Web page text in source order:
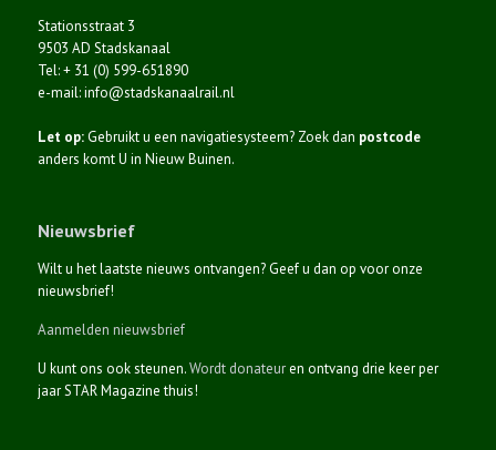
Stationsstraat 3
9503 AD Stadskanaal
Tel: + 31 (0) 599-651890
e-mail: info@stadskanaalrail.nl
Let op:Gebruikt u een navigatiesysteem? Zoek dan postcode
anders komt U in Nieuw Buinen.
Nieuwsbrief
Wilt u het laatste nieuws ontvangen? Geef u dan op voor onze
nieuwsbrief!
Aanmelden nieuwsbrief
U kunt ons ook steunen.Wordt donateuren ontvang drie keer per
jaar STAR Magazine thuis!